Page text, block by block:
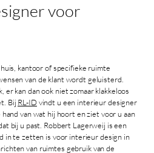
voor
kantoor of specifieke ruimte
van de klant wordt geluisterd.
er kan dan ook niet zomaar klakkeloos
Bij RL-ID vindt u een interieur designer
van wat hij hoort en ziet voor u aan
bij u past. Robbert Lagerweij is een
in te zetten is voor interieur design in
van ruimtes gebruik van de